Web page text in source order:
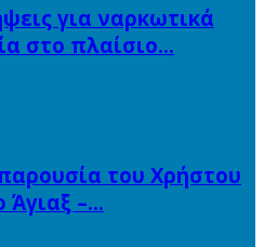
για ναρκωτικά
στο πλαίσιο…
του Χρήστου
Άγιαξ –…